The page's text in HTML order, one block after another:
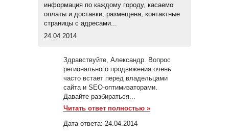
информация по каждому городу, касаемо
оплаты и доставки, размещена, контактные
страницы с адресами...
24.04.2014
Здравствуйте, Александр. Вопрос
регионального продвижения очень
часто встает перед владельцами
сайта и SEO-оптимизаторами.
Давайте разбираться...
Читать ответ полностью »
Дата ответа: 24.04.2014